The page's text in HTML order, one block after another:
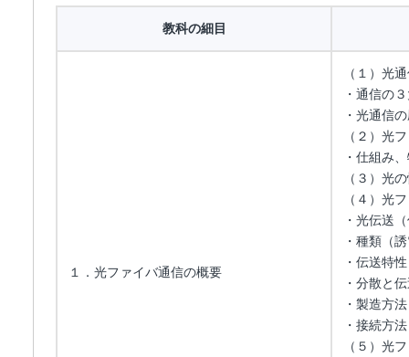
教科の細目
１．光ファイバ通信の概要
（１）光
・通信の
・光通信
（２）光
・仕組み
（３）光
（４）光
・光伝送
・種類（
・伝送特
・分散と
・製造方
・接続方
（５）光